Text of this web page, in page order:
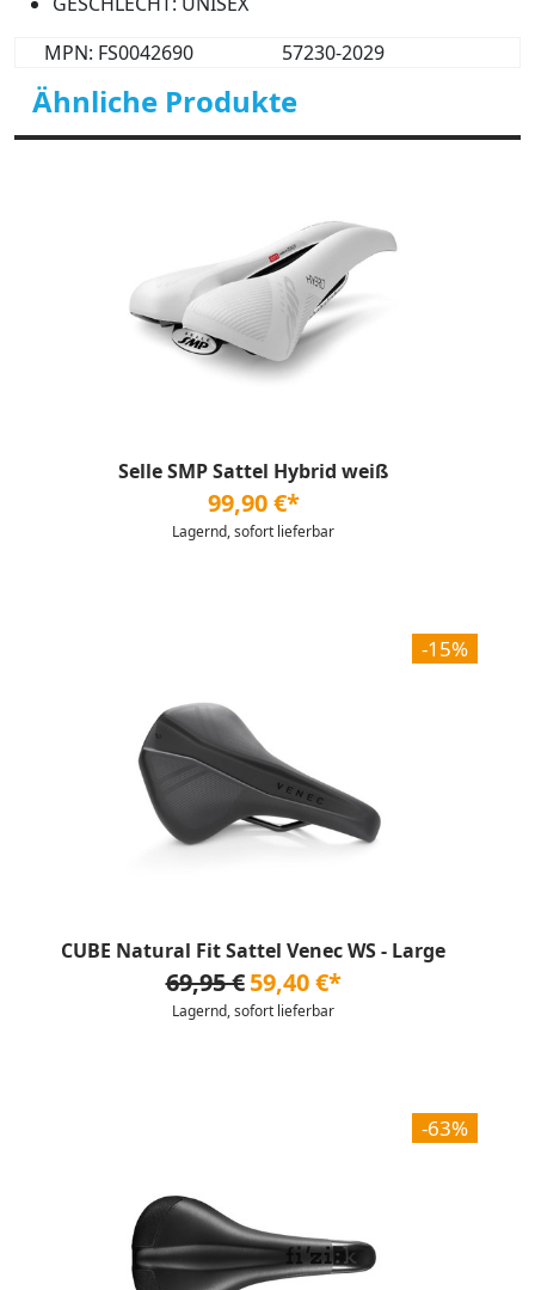
MPN: FS0042690
57230-2029
Ähnliche Produkte
Selle SMP Sattel Hybrid weiß
99,90 €*
Lagernd, sofort lieferbar
-15%
CUBE Natural Fit Sattel Venec WS - Large
69,95 € 59,40 €*
Lagernd, sofort lieferbar
-63%